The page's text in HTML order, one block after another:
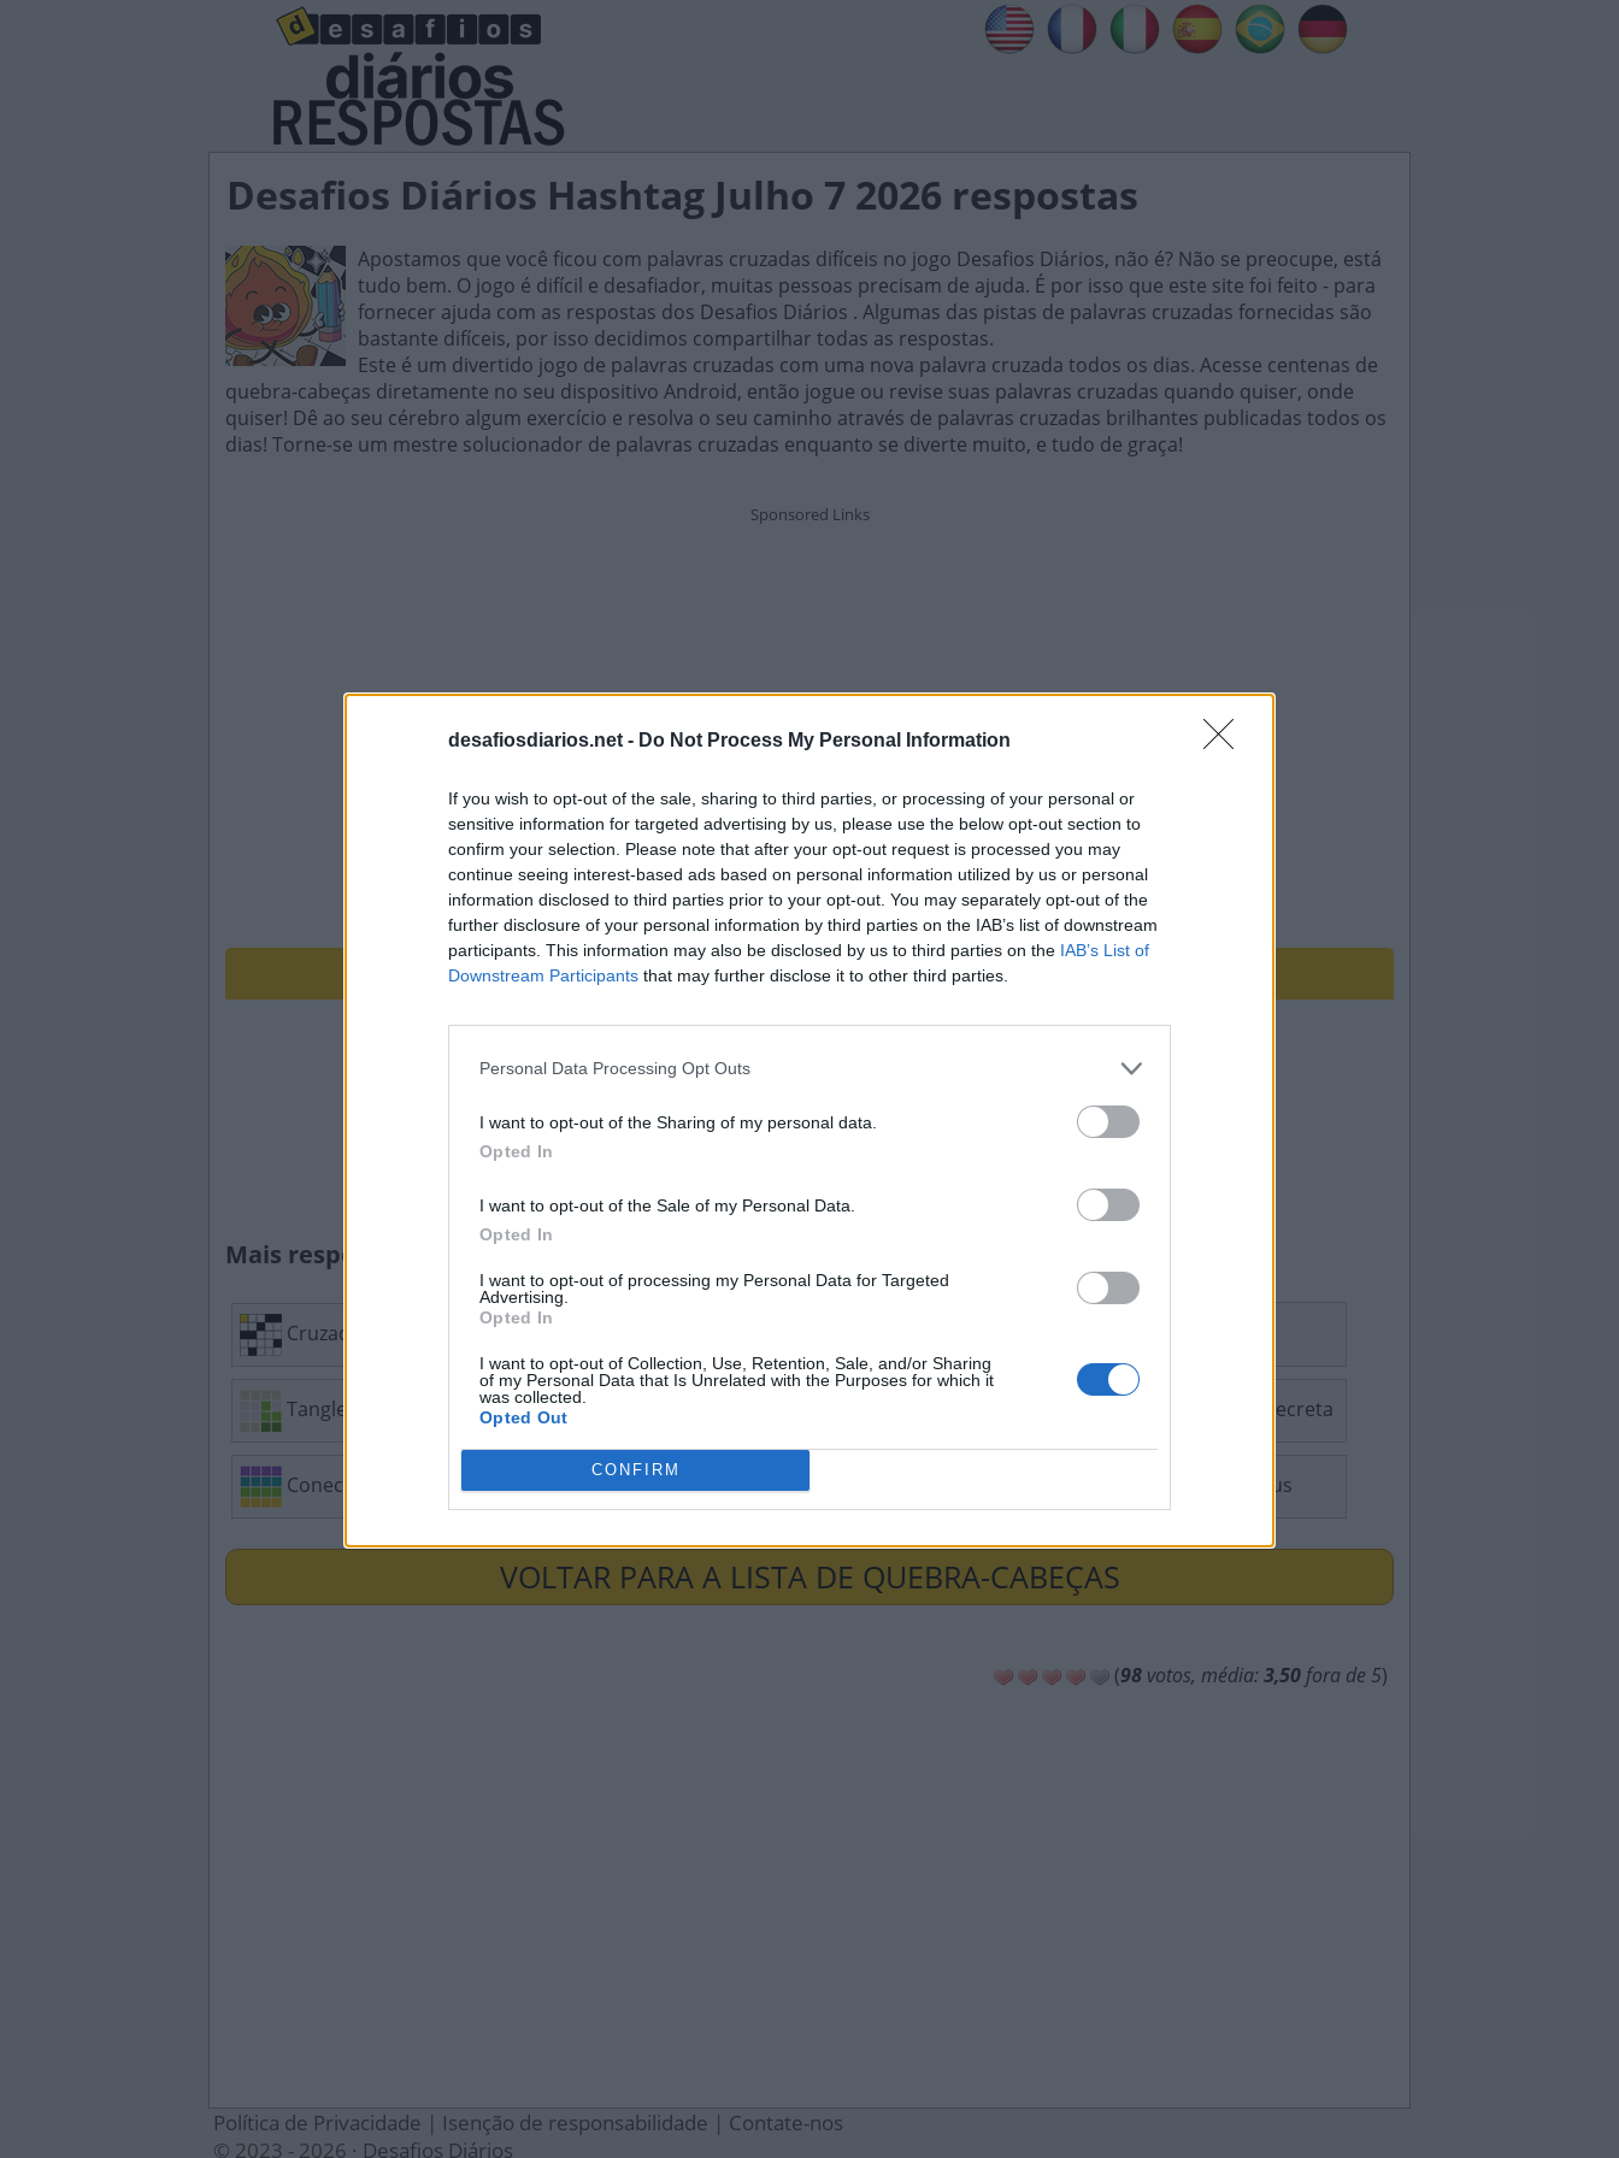
desafiosdiarios.net - Do Not Process My Personal Information
If you wish to opt-out of the sale, sharing to third parties, or processing of your personal or
sensitive information for targeted advertising by us, please use the below opt-out section to
confirm your selection. Please note that after your opt-out request is processed you may
continue seeing interest-based ads based on personal information utilized by us or personal
information disclosed to third parties prior to your opt-out. You may separately opt-out of the
further disclosure of your personal information by third parties on the IAB’s list of downstream
participants. This information may also be disclosed by us to third parties on the IAB’s List of
Downstream Participants that may further disclose it to other third parties.
Personal Data Processing Opt Outs
I want to opt-out of the Sharing of my personal data.
Opted In
I want to opt-out of the Sale of my Personal Data.
Opted In
I want to opt-out of processing my Personal Data for Targeted
Advertising.
Opted In
I want to opt-out of Collection, Use, Retention, Sale, and/or Sharing
of my Personal Data that Is Unrelated with the Purposes for which it
was collected.
Opted Out
CONFIRM
Desafios Diários Hashtag Julho 7 2026 respostas
Apostamos que você ficou com palavras cruzadas difíceis no jogo Desafios Diários, não é? Não se preocupe, está
tudo bem. O jogo é difícil e desafiador, muitas pessoas precisam de ajuda. É por isso que este site foi feito - para
fornecer ajuda com as respostas dos Desafios Diários . Algumas das pistas de palavras cruzadas fornecidas são
bastante difíceis, por isso decidimos compartilhar todas as respostas.
Este é um divertido jogo de palavras cruzadas com uma nova palavra cruzada todos os dias. Acesse centenas de
quebra-cabeças diretamente no seu dispositivo Android, então jogue ou revise suas palavras cruzadas quando quiser, onde
quiser! Dê ao seu cérebro algum exercício e resolva o seu caminho através de palavras cruzadas brilhantes publicadas todos os
dias! Torne-se um mestre solucionador de palavras cruzadas enquanto se diverte muito, e tudo de graça!
Hashtag Julho 7 2026
C
L
A Z E
R
Mais respostas de quebra-cabeças:
Cruzadinha Mini
Tangle Caça Palavras Palavra Secreta
Conectado Palavra Secreta Criptograma Consensus
VOLTAR PARA A LISTA DE QUEBRA-CABEÇAS
(98 votos, média: 3,50 fora de 5)
Política de Privacidade | Isenção de responsabilidade | Contate-nos
© 2023 - 2026 · Desafios Diários